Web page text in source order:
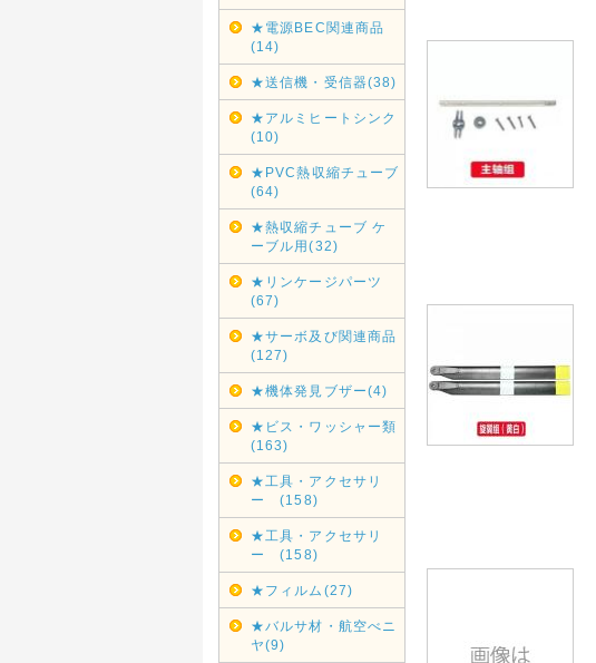
★電源BEC関連商品
(14)
★送信機・受信器(38)
★アルミヒートシンク
(10)
★PVC熱収縮チューブ
(64)
★熱収縮チューブ ケ
ーブル用(32)
★リンケージパーツ
(67)
★サーボ及び関連商品
(127)
★機体発見ブザー(4)
★ビス・ワッシャー類
(163)
★工具・アクセサリ
ー (158)
★工具・アクセサリ
ー (158)
★フィルム(27)
★バルサ材・航空べニ
ヤ(9)